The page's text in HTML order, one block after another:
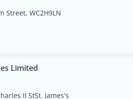
Street, WC2H9LN
Limited
II StSt. James's